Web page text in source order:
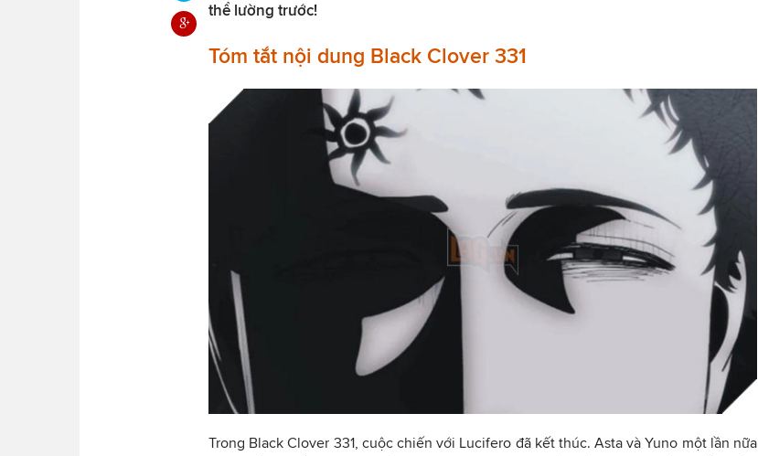
thể lường trước!
Tóm tắt nội dung Black Clover 331
Trong Black Clover 331, cuộc chiến với Lucifero đã kết thúc. Asta và Yuno một lần nữa